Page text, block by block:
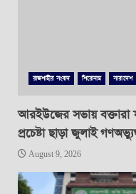
রাজশাহীর সংবাদ শিরোনাম সারাদেশ
আরইউজের সভায় বক্তারা
প্রচেষ্টা ছাড়া জুলাই
August 9, 2026